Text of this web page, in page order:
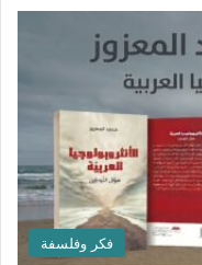
فكر وفلسفة